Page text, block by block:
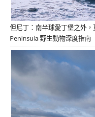
但尼丁：南半球愛丁堡之外
Peninsula 野生動物深度指南